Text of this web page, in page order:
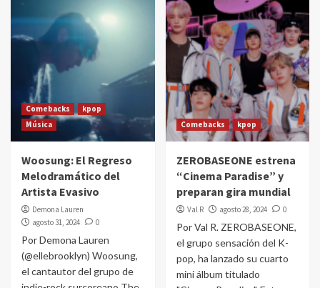
Comebacks
kpop
Música
Woosung: El Regreso
Melodramático del
Artista Evasivo
Demona Lauren
agosto 31, 2024
0
Por Demona Lauren
(@ellebrooklyn) Woosung,
el cantautor del grupo de
Comebacks kpop
ZEROBASEONE estrena
“Cinema Paradise” y
preparan gira mundial
Val R agosto 28, 2024 0
Por Val R. ZEROBASEONE,
el grupo sensación del K-
pop, ha lanzado su cuarto
mini álbum titulado